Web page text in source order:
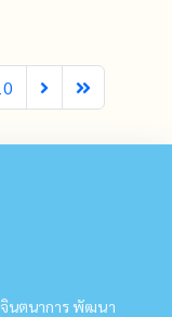
นตนาการ พัฒนา